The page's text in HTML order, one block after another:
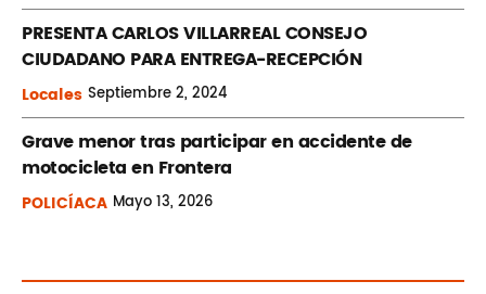
PRESENTA CARLOS VILLARREAL CONSEJO
CIUDADANO PARA ENTREGA-RECEPCIÓN
Locales Septiembre2, 2024
Grave menor tras participar en accidente de
motocicleta en Frontera
POLICÍACA Mayo13, 2026